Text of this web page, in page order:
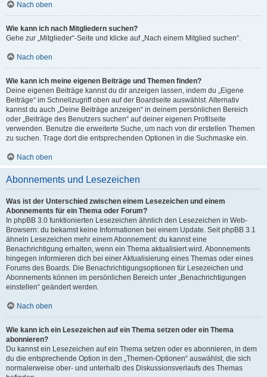
Nach oben
Wie kann ich nach Mitgliedern suchen?
Gehe zur „Mitglieder“-Seite und klicke auf „Nach einem Mitglied suchen“.
Nach oben
Wie kann ich meine eigenen Beiträge und Themen finden?
Deine eigenen Beiträge kannst du dir anzeigen lassen, indem du „Eigene
Beiträge“ im Schnellzugriff oben auf der Boardseite auswählst. Alternativ
kannst du auch „Deine Beiträge anzeigen“ in deinem persönlichen Bereich
oder „Beiträge des Benutzers suchen“ auf deiner eigenen Profilseite
verwenden. Benutze die erweiterte Suche, um nach von dir erstellen Themen
zu suchen. Trage dort die entsprechenden Optionen in die Suchmaske ein.
Nach oben
Abonnements und Lesezeichen
Was ist der Unterschied zwischen einem Lesezeichen und einem
Abonnements für ein Thema oder Forum?
In phpBB 3.0 funktionierten Lesezeichen ähnlich den Lesezeichen in Web-
Browsern: du bekamst keine Informationen bei einem Update. Seit phpBB 3.1
ähneln Lesezeichen mehr einem Abonnement: du kannst eine
Benachrichtigung erhalten, wenn ein Thema aktualisiert wird. Abonnements
hingegen informieren dich bei einer Aktualisierung eines Themas oder eines
Forums des Boards. Die Benachrichtigungsoptionen für Lesezeichen und
Abonnements können im persönlichen Bereich unter „Benachrichtigungen
einstellen“ geändert werden.
Nach oben
Wie kann ich ein Lesezeichen auf ein Thema setzen oder ein Thema
abonnieren?
Du kannst ein Lesezeichen auf ein Thema setzen oder es abonnieren, in dem
du die entsprechende Option in den „Themen-Optionen“ auswählst, die sich
normalerweise ober- und unterhalb des Diskussionsverlaufs des Themas